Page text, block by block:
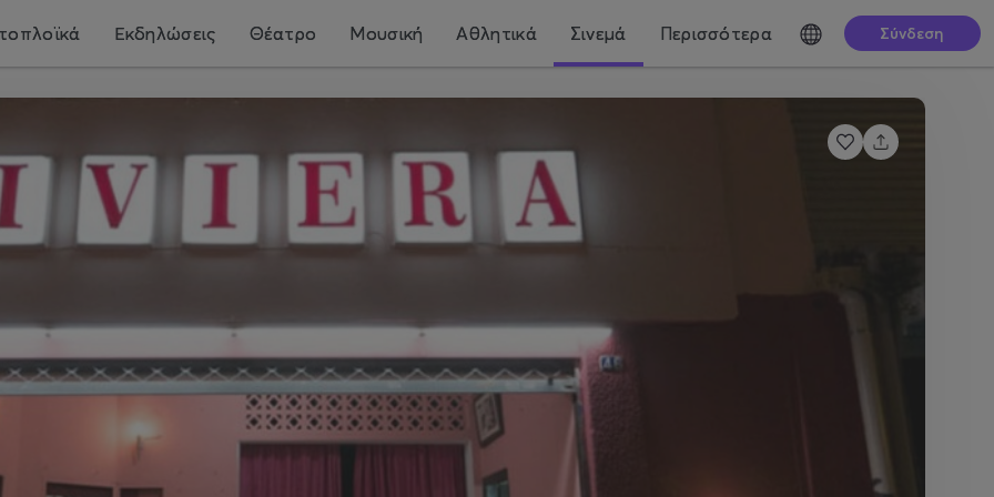
Εκδηλώσεις Θέατρο Μουσική Αθλητικά Σινεμά Περισσότερα Σύνδεση